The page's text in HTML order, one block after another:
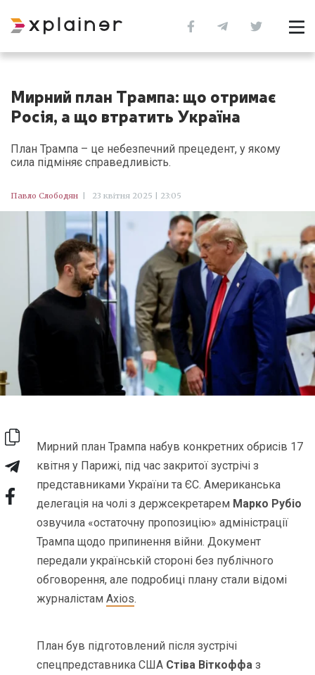
Мирний план Трампа: що отримає
Росія, а що втратить Україна
План Трампа – це небезпечний прецедент, у якому
сила підміняє справедливість.
Павло Слободян 23 квітня 2025 | 23:05
Мирний план Трампа набув конкретних обрисів 17
квітня у Парижі, під час закритої зустрічі з
представниками України та ЄС. Американська
делегація на чолі з держсекретарем Марко Рубіо
озвучила «остаточну пропозицію» адміністрації
Трампа щодо припинення війни. Документ
передали українській стороні без публічного
обговорення, але подробиці плану стали відомі
журналістамAxios.
План був підготовлений після зустрічі
спецпредставника США Стіва Віткоффа з